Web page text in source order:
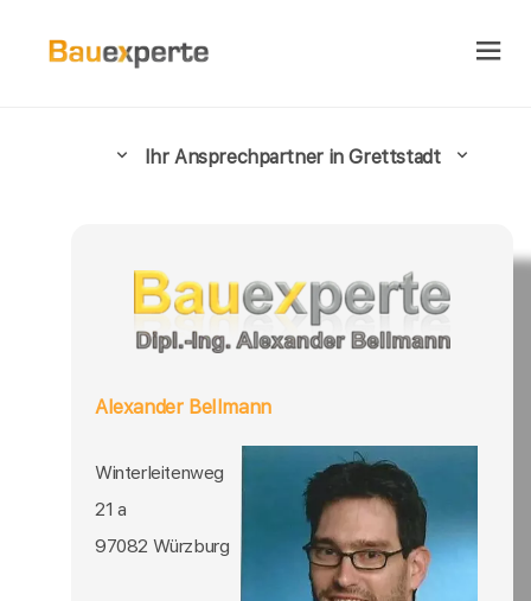
Ihr Ansprechpartner in Grettstadt
Alexander Bellmann
Winterleitenweg
21 a
97082 Würzburg